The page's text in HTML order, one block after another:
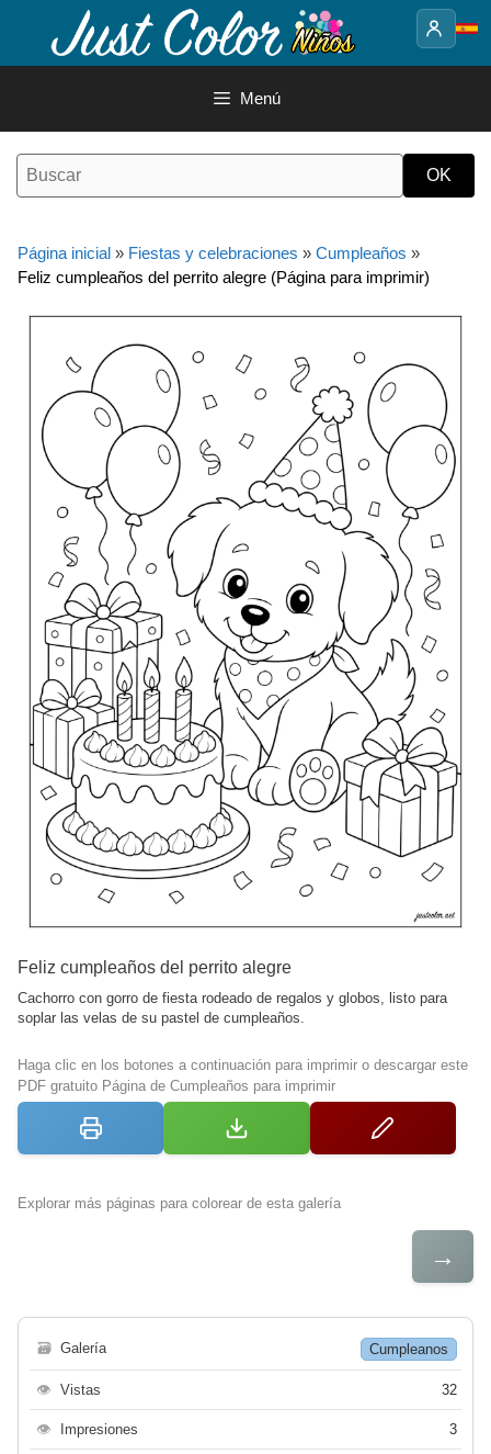
contenido
Menú
Página inicial » Fiestas y celebraciones » Cumpleaños »
Feliz cumpleaños del perrito alegre (Página para imprimir)
Feliz cumpleaños del perrito alegre
Cachorro con gorro de fiesta rodeado de regalos y globos, listo para
soplar las velas de su pastel de cumpleaños.
Haga clic en los botones a continuación para imprimir o descargar este
PDF gratuito Página de Cumpleaños para imprimir
Explorar más páginas para colorear de esta galería
→
🗃 Galería Cumpleanos
👁 Vistas 32
👁 Impresiones 3